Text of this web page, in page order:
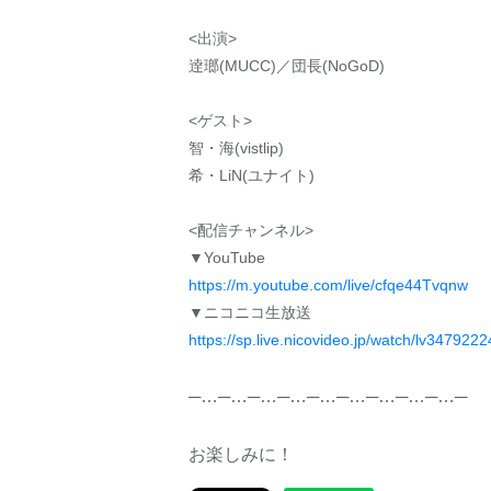
<出演>
逹瑯(MUCC)／団長(NoGoD)
<ゲスト>
智・海(vistlip)
希・LiN(ユナイト)
<配信チャンネル>
▼YouTube
https://m.youtube.com/live/cfqe44Tvqnw
▼ニコニコ生放送
https://sp.live.nicovideo.jp/watch/
─…─…─…─…─…─…─…─…─…─
お楽しみに！